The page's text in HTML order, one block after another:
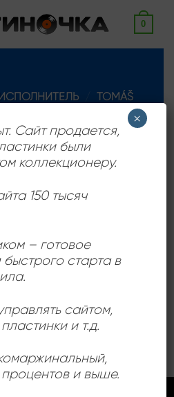
0
TOMÁŠ
Родился 1927 г.
вашему запросу, не
Stripe MasterCard
Cash
Все права защищены
Сайт продается,
были
коллекционеру.
150 тысяч
– готовое
старта в
сайтом,
и т.д.
,
и выше.
×